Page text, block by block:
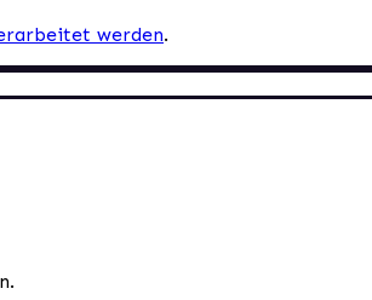
werden.